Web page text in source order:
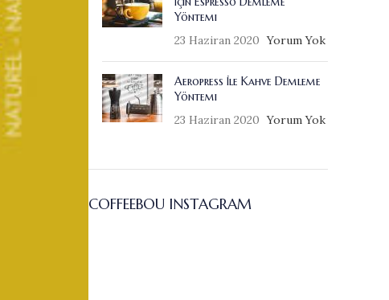
Yöntemi
23 Haziran 2020 Yorum Yok
Aeropress İle Kahve Demleme
Yöntemi
23 Haziran 2020 Yorum Yok
COFFEEBOU INSTAGRAM